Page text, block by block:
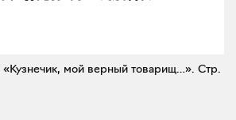
мой верный товарищ…». Стр.